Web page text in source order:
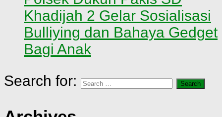
Khadijah 2 Gelar Sosialisasi
Bulliying dan Bahaya Gedget
Bagi Anak
Search for: